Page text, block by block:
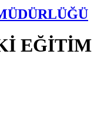
EĞİTİM